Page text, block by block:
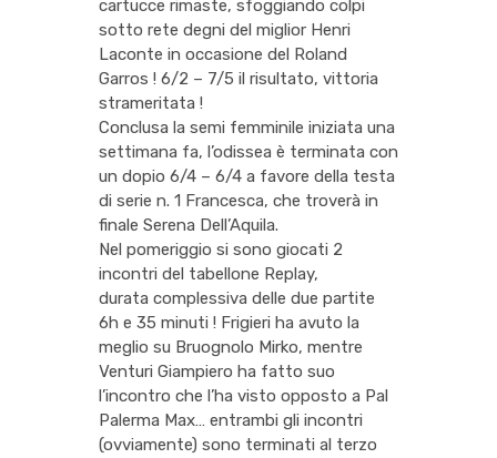
cartucce rimaste, sfoggiando colpi
sotto rete degni del miglior Henri
Laconte in occasione del Roland
Garros ! 6/2 – 7/5 il risultato, vittoria
strameritata !
Conclusa la semi femminile iniziata una
settimana fa, l’odissea è terminata con
un dopio 6/4 – 6/4 a favore della testa
di serie n. 1 Francesca, che troverà in
finale Serena Dell’Aquila.
Nel pomeriggio si sono giocati 2
incontri del tabellone Replay,
durata complessiva delle due partite
6h e 35 minuti ! Frigieri ha avuto la
meglio su Bruognolo Mirko, mentre
Venturi Giampiero ha fatto suo
l’incontro che l’ha visto opposto a Pal
Palerma Max… entrambi gli incontri
(ovviamente) sono terminati al terzo